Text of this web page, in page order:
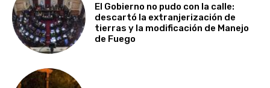
El Gobierno no pudo con la calle:
descartó la extranjerización de
tierras y la modificación de Manejo
de Fuego